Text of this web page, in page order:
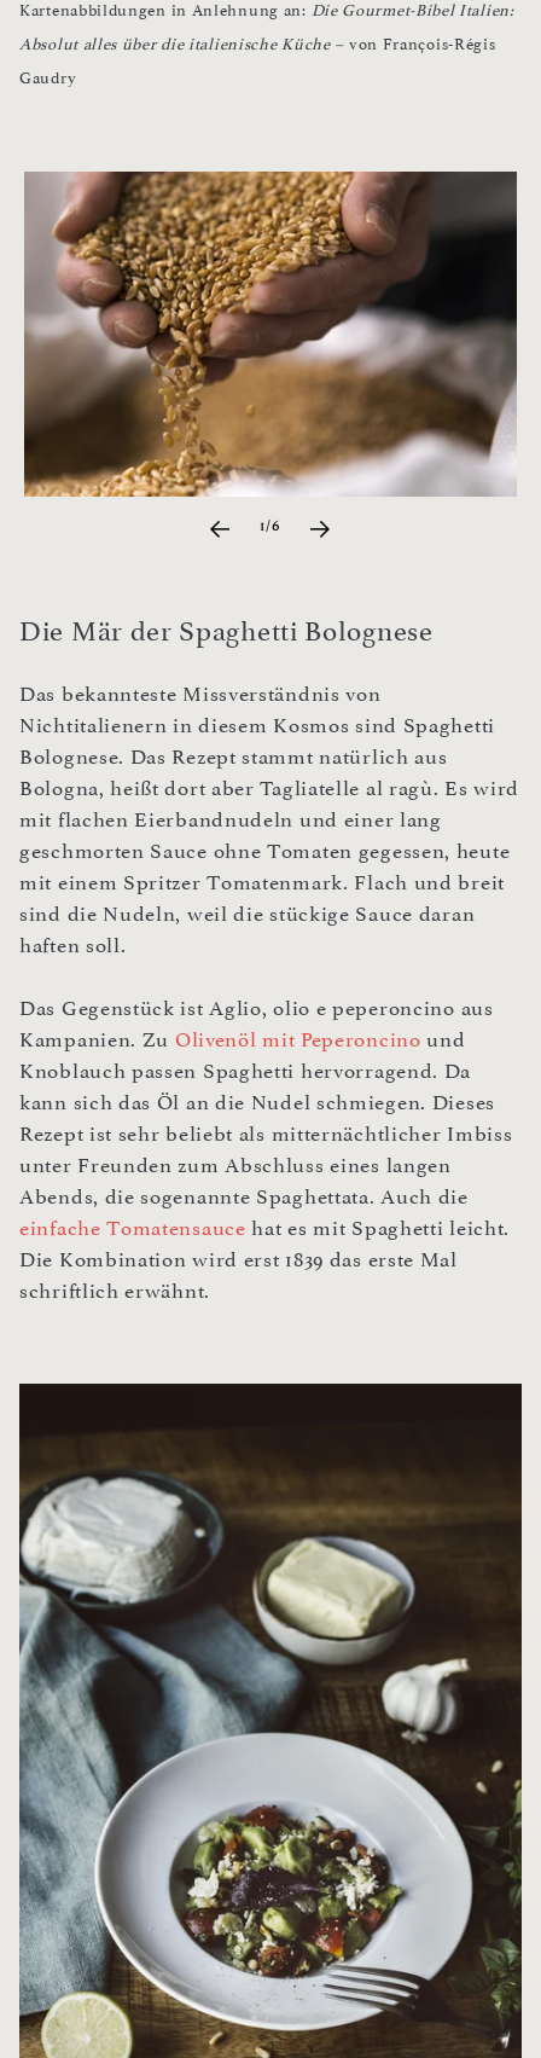
Kartenabbildungen in Anlehnung an: Die Gourmet-Bibel Italien:
Absolut alles über die italienische Küche – von François-Régis
Gaudry
1/6
Die Mär der Spaghetti Bolognese
Das bekannteste Missverständnis von
Nichtitalienern in diesem Kosmos sind Spaghetti
Bolognese. Das Rezept stammt natürlich aus
Bologna, heißt dort aber Tagliatelle al ragù. Es wird
mit flachen Eierbandnudeln und einer lang
geschmorten Sauce ohne Tomaten gegessen, heute
mit einem Spritzer Tomatenmark. Flach und breit
sind die Nudeln, weil die stückige Sauce daran
haften soll.
Das Gegenstück ist Aglio, olio e peperoncino aus
Kampanien. Zu Olivenöl mit Peperoncino und
Knoblauch passen Spaghetti hervorragend. Da
kann sich das Öl an die Nudel schmiegen. Dieses
Rezept ist sehr beliebt als mitternächtlicher Imbiss
unter Freunden zum Abschluss eines langen
Abends, die sogenannte Spaghettata. Auch die
einfache Tomatensauce hat es mit Spaghetti leicht.
Die Kombination wird erst 1839 das erste Mal
schriftlich erwähnt.